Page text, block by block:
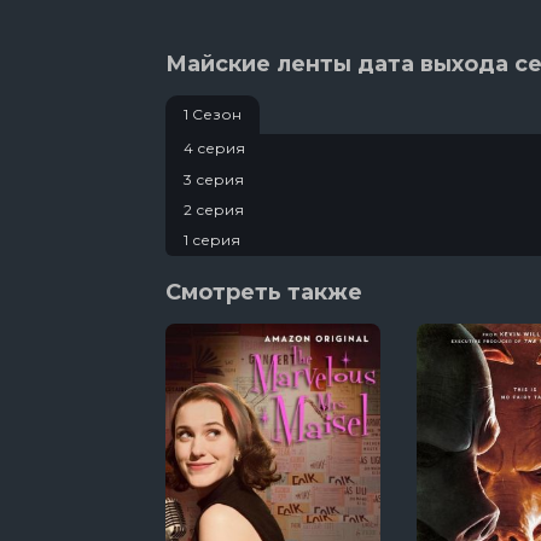
Майские ленты дата выхода
1 Сезон
4 серия
3 серия
2 серия
1 серия
Смотреть также